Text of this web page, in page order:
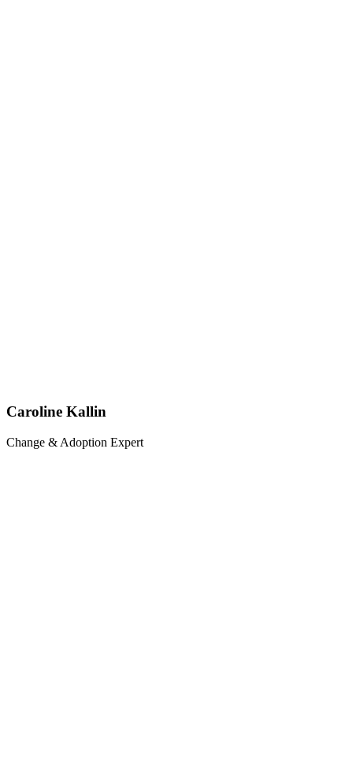
Caroline Kallin
Change & Adoption Expert